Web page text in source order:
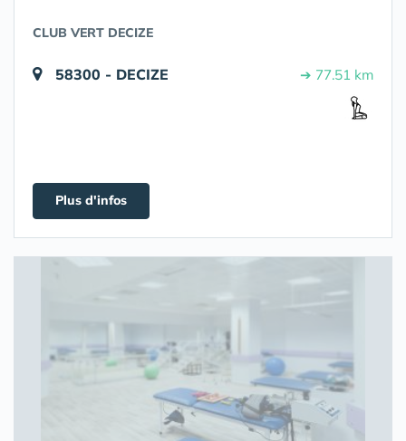
CLUB VERT DECIZE
58300 - DECIZE ➔ 77.51 km
Plus d'infos